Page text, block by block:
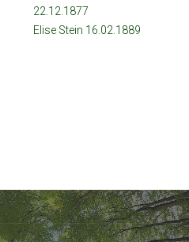
22.12.1877
Elise Stein 16.02.1889